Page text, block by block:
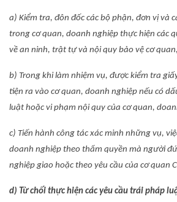
a) Kiểm tra, đôn đốc các bộ phận, đơn vị và
trong cơ quan, doanh nghiệp thực hiện các
về an ninh, trật tự và nội quy bảo vệ cơ
b) Trong khi làm nhiệm vụ, được kiểm tra
tiện ra vào cơ quan, doanh nghiệp nếu có
luật hoặc vi phạm nội quy của cơ quan,
c) Tiến hành công tác xác minh những vụ,
doanh nghiệp theo thẩm quyền mà người
nghiệp giao hoặc theo yêu cầu của cơ quan
d) Từ chối thực hiện các yêu cầu trái pháp